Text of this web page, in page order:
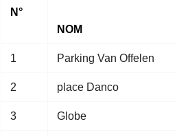
N°
NOM
1 Parking Van Offelen
2 place Danco
3 Globe